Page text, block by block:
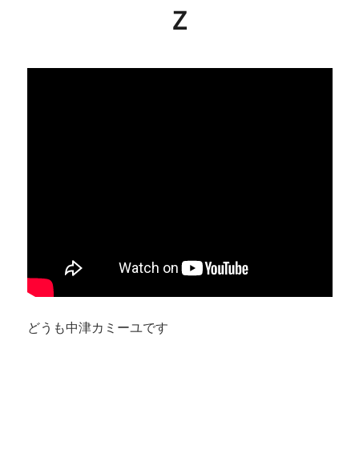
Ｚ
どうも中津カミーユです